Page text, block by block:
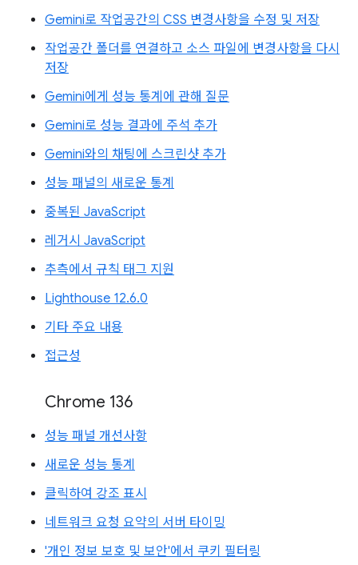
Gemini로 작업공간의 CSS 변경사항을 수정 및 저장
작업공간 폴더를 연결하고 소스 파일에 변경사항을 다시
저장
Gemini에게 성능 통계에 관해 질문
Gemini로 성능 결과에 주석 추가
Gemini와의 채팅에 스크린샷 추가
성능 패널의 새로운 통계
중복된 JavaScript
레거시 JavaScript
추측에서 규칙 태그 지원
Lighthouse 12.6.0
기타 주요 내용
접근성
Chrome 136
성능 패널 개선사항
새로운 성능 통계
클릭하여 강조 표시
네트워크 요청 요약의 서버 타이밍
'개인 정보 보호 및 보안'에서 쿠키 필터링